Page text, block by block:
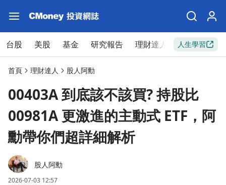
台股 美股 基金 研究報告 理財達人 新手入門
人生學習
首頁 理財達人 股人阿勳
00403A 到底該不該買? 持股比
00981A 更激進的主動式 ETF，阿
勳帶你們超詳細解析
股人阿勳
2026-07-03 12:57